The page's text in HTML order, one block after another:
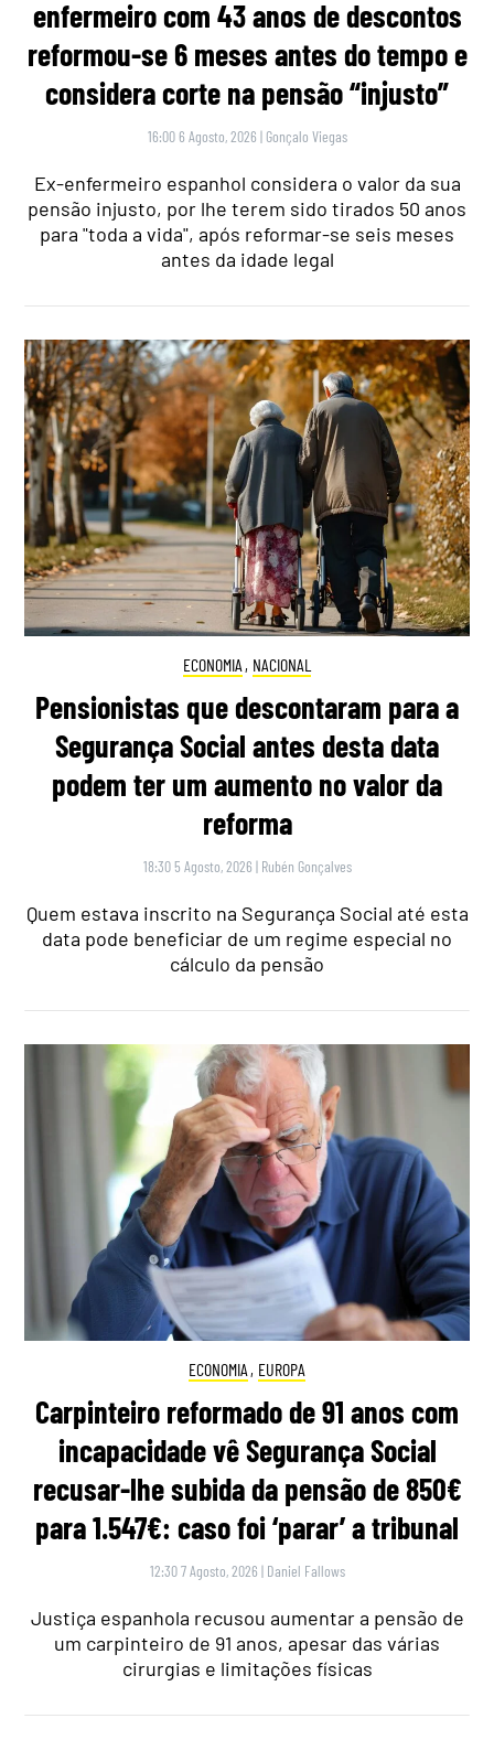
enfermeiro com 43 anos de descontos
reformou-se 6 meses antes do tempo e
considera corte na pensão “injusto”
16:00 6 Agosto, 2026 | Gonçalo Viegas
Ex-enfermeiro espanhol considera o valor da sua
pensão injusto, por lhe terem sido tirados 50 anos
para "toda a vida", após reformar-se seis meses
antes da idade legal
ECONOMIA , NACIONAL
Pensionistas que descontaram para a
Segurança Social antes desta data
podem ter um aumento no valor da
reforma
18:30 5 Agosto, 2026 | Rubén Gonçalves
Quem estava inscrito na Segurança Social até esta
data pode beneficiar de um regime especial no
cálculo da pensão
ECONOMIA , EUROPA
Carpinteiro reformado de 91 anos com
incapacidade vê Segurança Social
recusar-lhe subida da pensão de 850€
para 1.547€: caso foi ‘parar’ a tribunal
12:30 7 Agosto, 2026 | Daniel Fallows
Justiça espanhola recusou aumentar a pensão de
um carpinteiro de 91 anos, apesar das várias
cirurgias e limitações físicas